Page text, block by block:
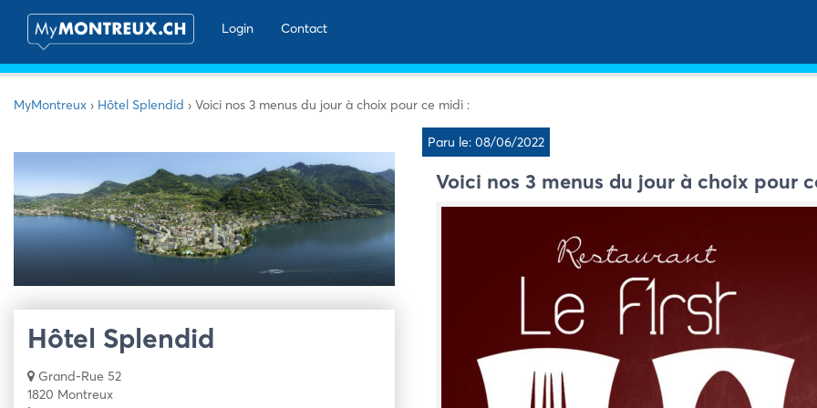
Login
Contact
MyMontreux › Hôtel Splendid › Voici nos 3 menus du jour à choix pour ce midi :
Hôtel Splendid
Grand-Rue 52
1820 Montreux
Paru le: 08/06/2022
Voici nos 3 menus du jour à choix pour